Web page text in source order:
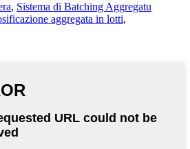
, Sistema di Batching Aggregatu
aggregata in lotti,